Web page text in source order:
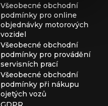
Všeobecné obchodní
podmínky pro online
objednávky motorových
vozidel
Všeobecné obchodní
podmínky pro provádění
servisních prací
Všeobecné obchodní
podmínky při nákupu
ojetých vozů